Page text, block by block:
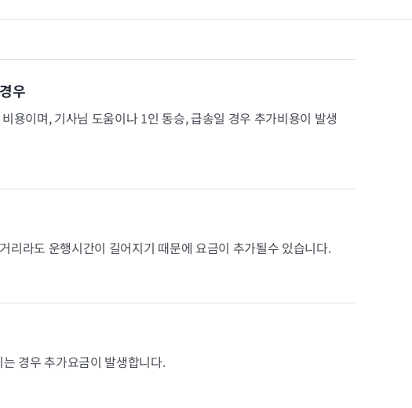
우
용이며, 기사님 도움이나 1인 동승, 급송일 경우 추가비용이 발생
리라도 운행시간이 길어지기 때문에 요금이 추가될수 있습니다.
경우 추가요금이 발생합니다.